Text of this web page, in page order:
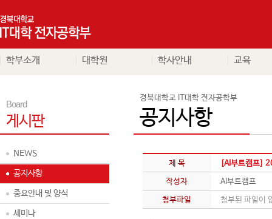
학부소개 대학원 학사안내 교육
Board
게시판
NEWS
공지사항
중요안내 및 양식
세미나
경북대학교 IT대학 전자공학부
공지사항
제 목
[AI부트캠프]
작성자
AI부트캠프
첨부파일
첨부된 파일이